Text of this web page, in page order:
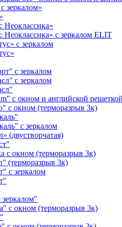
зеркалом»
Неоклассика»
Неоклассика» с зеркалом ELIT
с зеркалом
с зеркалом
с зеркалом
с окном и английской
с окном (терморазрыв 3к)
с зеркалом
(двустворчатая)
с окном (терморазрыв 3к)
(терморазрыв 3к)
с зеркалом
зеркалом"
с окном (терморазрыв 3к)